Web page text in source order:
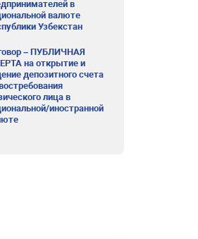
в
валюте
Узбекстан
– ПУБЛИЧНАЯ
на открытие и
депозитного счета
лица в
иностранной